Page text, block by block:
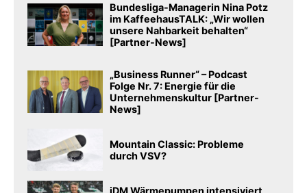
Bundesliga-Managerin Nina Potz
im KaffeehausTALK: „Wir wollen
unsere Nahbarkeit behalten“
[Partner-News]
„Business Runner“ – Podcast
Folge Nr. 7: Energie für die
Unternehmenskultur [Partner-
News]
Mountain Classic: Probleme
durch VSV?
iDM Wärmepumpen intensiviert